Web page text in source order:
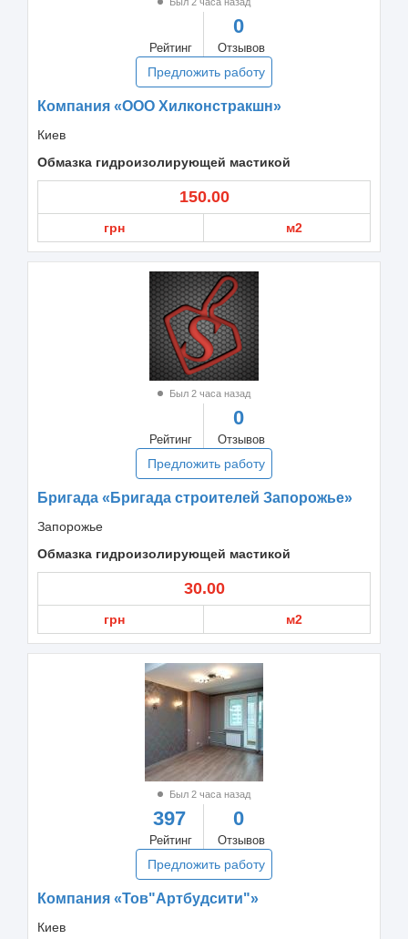
Рейтинг
0
Отзывов
Предложить работу
Компания «ООО Хилконстракшн»
Киев
Обмазка гидроизолирующей мастикой
150.00
грн м2
Был 2 часа назад
Рейтинг
0
Отзывов
Предложить работу
Бригада «Бригада строителей Запорожье»
Запорожье
Обмазка гидроизолирующей мастикой
30.00
грн м2
Был 2 часа назад
397
Рейтинг
0
Отзывов
Предложить работу
Компания «Тов"Артбудсити"»
Киев